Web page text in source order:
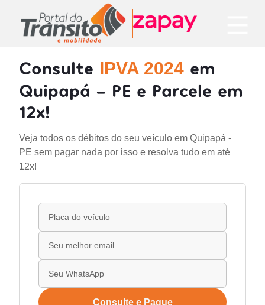
Consulte IPVA 2024 em
Quipapá - PE e Parcele em
12x!
Veja todos os débitos do seu veículo em Quipapá -
PE sem pagar nada por isso e resolva tudo em até
12x!
Consulte e Pague